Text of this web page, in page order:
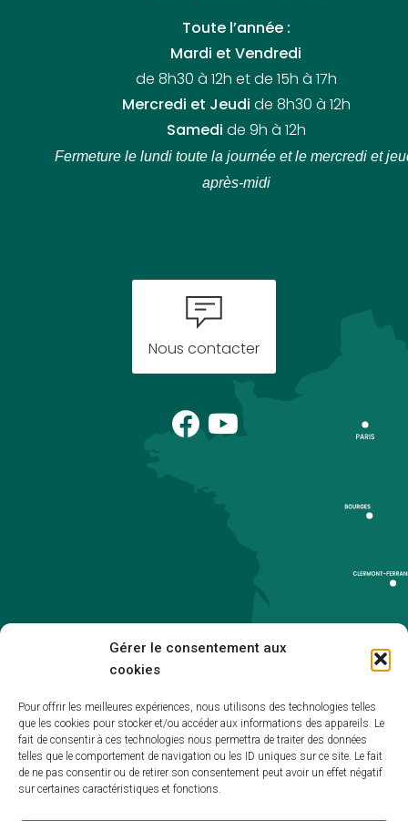
Gérer le consentement aux
cookies
Pour offrir les meilleures expériences, nous utilisons des technologies telles
que les cookies pour stocker et/ou accéder aux informations des appareils. Le
fait de consentir à ces technologies nous permettra de traiter des données
telles que le comportement de navigation ou les ID uniques sur ce site. Le fait
de ne pas consentir ou de retirer son consentement peut avoir un effet négatif
sur certaines caractéristiques et fonctions.
Toute l’année :
Mardi et Vendredi
de 8h30 à 12h et de 15h à 17h
Mercredi et Jeudi de 8h30 à 12h
Samedi de 9h à 12h
Fermeture le lundi toute la journée et le mercredi et
après-midi
Nous contacter
Accessibilité